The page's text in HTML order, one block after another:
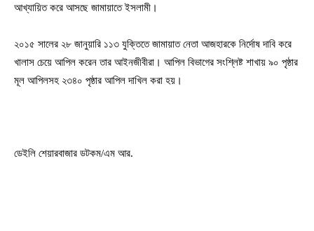
আখ্যায়িত করে আসছে জামায়াতে ইসলামী।
২০১৫ সালের ২৮ জানুয়ারি ১১৩ যুক্তিতে জামায়াত নেতা আজহারকে নির্দোষ দাবি করে
খালাস চেয়ে আপিল করেন তার আইনজীবীরা। আপিল বিভাগের সংশ্লিষ্ট শাখায় ৯০ পৃষ্ঠার
মূল আপিলসহ ২৩৪০ পৃষ্ঠার আপিল দাখিল করা হয়।
ডেইলি শেয়ারবাজার ডটকম/এম আর.